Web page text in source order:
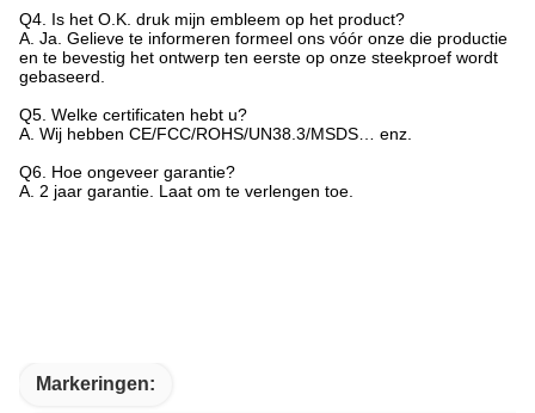
Q4. Is het O.K. druk mijn embleem op het product?
A. Ja. Gelieve te informeren formeel ons vóór onze die productie
en te bevestig het ontwerp ten eerste op onze steekproef wordt
gebaseerd.
Q5. Welke certificaten hebt u?
A. Wij hebben CE/FCC/ROHS/UN38.3/MSDS… enz.
Q6. Hoe ongeveer garantie?
A. 2 jaar garantie. Laat om te verlengen toe.
Markeringen: